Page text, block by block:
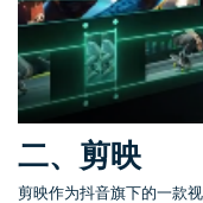
二、剪映
剪映作为抖音旗下的一款